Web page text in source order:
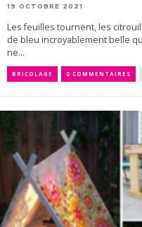
19 OCTOBRE 2021
Les feuilles tournent, les
de bleu incroyablement belle
ne...
BRICOLAGE 0 COMMENTAIRES